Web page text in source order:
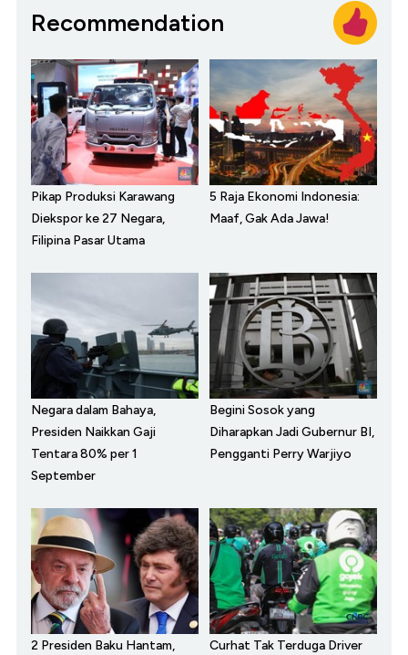
Recommendation
Pikap Produksi Karawang
Diekspor ke 27 Negara,
Filipina Pasar Utama
5 Raja Ekonomi Indonesia:
Maaf, Gak Ada Jawa!
Negara dalam Bahaya,
Presiden Naikkan Gaji
Tentara 80% per 1
September
Begini Sosok yang
Diharapkan Jadi Gubernur BI,
Pengganti Perry Warjiyo
2 Presiden Baku Hantam,
Curhat Tak Terduga Driver